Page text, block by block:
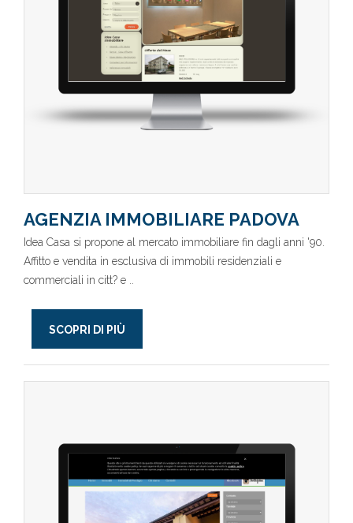
AGENZIA IMMOBILIARE PADOVA
Idea Casa si propone al mercato immobiliare fin dagli anni '90.
Affitto e vendita in esclusiva di immobili residenziali e
commerciali in citt? e ..
SCOPRI DI PIÙ